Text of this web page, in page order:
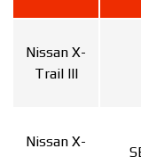
Nissan X-
Trail III
Nissan X-